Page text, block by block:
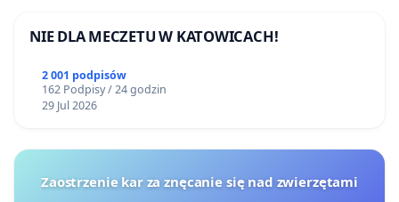
NIE DLA MECZETU W KATOWICACH!
2 001 podpisów
162 Podpisy / 24 godzin
29 Jul 2026
Zaostrzenie kar za znęcanie się nad zwierzętami